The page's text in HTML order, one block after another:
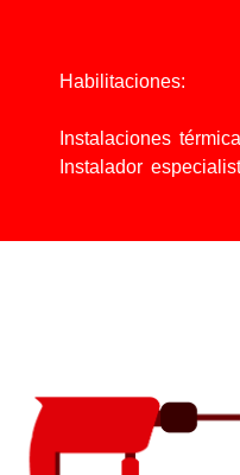
Habilitaciones:
Instalaciones
Instalador